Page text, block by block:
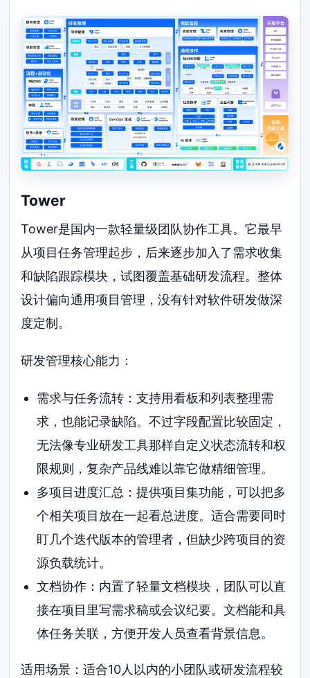
Tower
Tower是国内一款轻量级团队协作工具。它最早
从项目任务管理起步，后来逐步加入了需求收集
和缺陷跟踪模块，试图覆盖基础研发流程。整体
设计偏向通用项目管理，没有针对软件研发做深
度定制。
研发管理核心能力：
需求与任务流转：支持用看板和列表整理需
求，也能记录缺陷。不过字段配置比较固定，
无法像专业研发工具那样自定义状态流转和权
限规则，复杂产品线难以靠它做精细管理。
多项目进度汇总：提供项目集功能，可以把多
个相关项目放在一起看总进度。适合需要同时
盯几个迭代版本的管理者，但缺少跨项目的资
源负载统计。
文档协作：内置了轻量文档模块，团队可以直
接在项目里写需求稿或会议纪要。文档能和具
体任务关联，方便开发人员查看背景信息。
适用场景：适合10人以内的小团队或研发流程较